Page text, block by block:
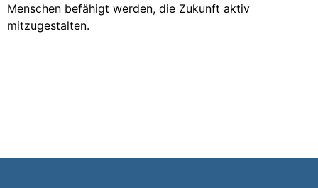
Menschen befähigt werden, die Zukunft aktiv
mitzugestalten.